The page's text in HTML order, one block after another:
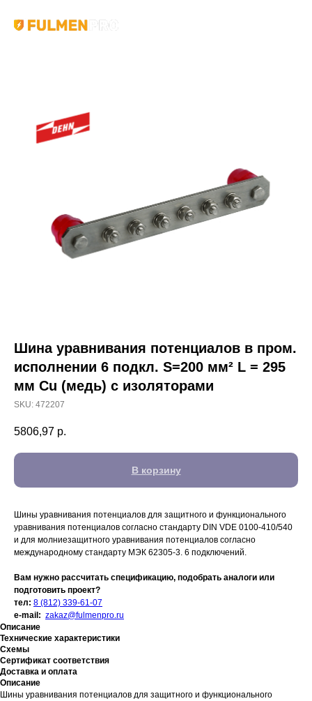
Шина уравнивания потенциалов в пром.
исполнении 6 подкл. S=200 мм² L = 295
мм Cu (медь) с изоляторами
SKU: 472207
5806,97 р.
В корзину
Шины уравнивания потенциалов для защитного и функционального
уравнивания потенциалов согласно стандарту DIN VDE 0100-410/540
и для молниезащитного уравнивания потенциалов согласно
международному стандарту МЭК 62305-3. 6 подключений.
Вам нужно рассчитать спецификацию, подобрать аналоги или
подготовить проект?
тел: 8 (812) 339-61-07
e-mail: zakaz@fulmenpro.ru
Описание
Технические характеристики
Схемы
Сертификат соответствия
Доставка и оплата
Описание
Шины уравнивания потенциалов для защитного и функционального